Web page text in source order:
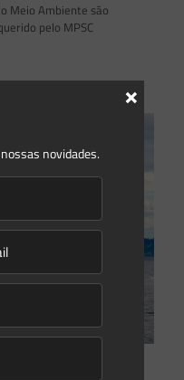
Meio Ambiente são
pelo MPSC
novidades.
×